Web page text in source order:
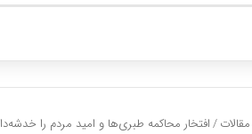
مقالات/افتخار محاکمه طبری‌ها و امید مردم را